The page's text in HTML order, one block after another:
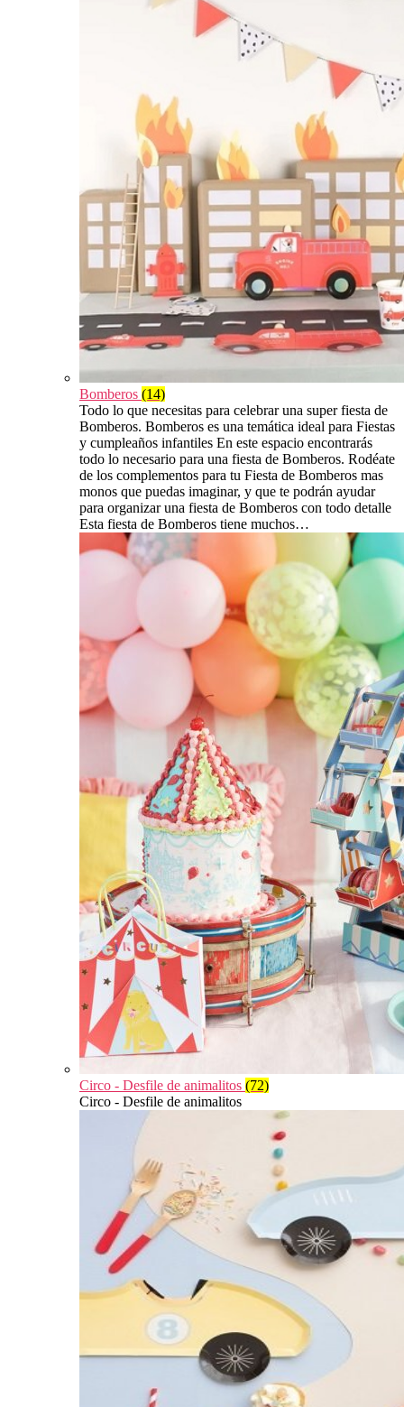
Bomberos (14)
Todo lo que necesitas para celebrar una super fiesta de
Bomberos. Bomberos es una temática ideal para Fiestas
y cumpleaños infantiles En este espacio encontrarás
todo lo necesario para una fiesta de Bomberos. Rodéate
de los complementos para tu Fiesta de Bomberos mas
monos que puedas imaginar, y que te podrán ayudar
para organizar una fiesta de Bomberos con todo detalle
Esta fiesta de Bomberos tiene muchos…
Circo - Desfile de animalitos (72)
Circo - Desfile de animalitos